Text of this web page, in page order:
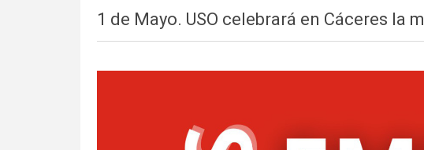
1 de Mayo. USO celebrará en Cáceres la